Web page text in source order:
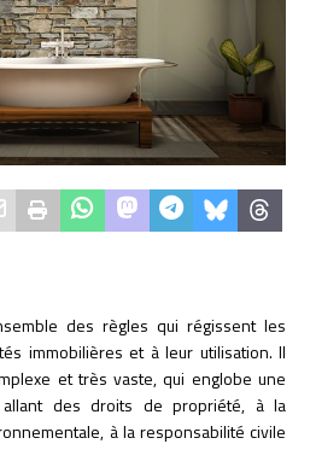
des règles qui régissent les
immobilières et à leur utilisation. Il
et très vaste, qui englobe une
des droits de propriété, à la
à la responsabilité civile